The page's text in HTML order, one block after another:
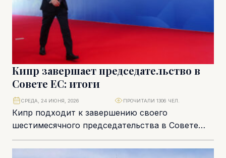
Кипр завершает председательство в
Совете ЕС: итоги
Кипр подходит к завершению своего
шестимесячного председательства в Совете
Европейского союза не просто с набором
протокольных мероприятий, а с политическим...
СРЕДА, 24 ИЮНЯ, 2026 ПРОЧИТАЛИ 1306 ЧЕЛ.